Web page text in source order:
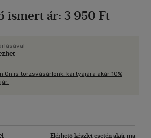
ismert ár: 3 950 Ft
Ön is törzsvásárlónk, kártyájára akár 10%
Elérhető készlet esetén akár ma